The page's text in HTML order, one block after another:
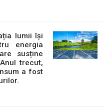
lumii își
energia
susține
trecut,
a fost